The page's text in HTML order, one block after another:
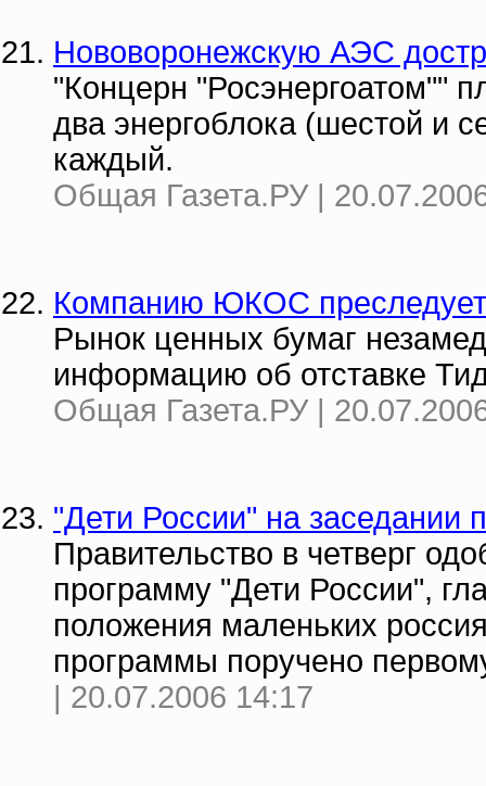
Нововоронежскую АЭС
"Концерн "Росэнергоатом""
два энергоблока (шестой и
каждый.
Общая Газета.РУ |
Компанию ЮКОС преследует
Рынок ценных бумаг
информацию об отставке
Общая Газета.РУ |
"Дети России" на заседании
Правительство в четверг
программу "Дети России",
положения маленьких
программы поручено
| 20.07.2006 14:17